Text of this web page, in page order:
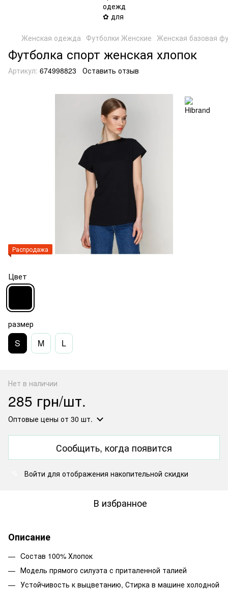
Женская одежда Футболки Женские Женская базовая
Футболка спорт женская хлопок
Артикул: 674998823 Оставить отзыв
Распродажа
Цвет
размер
S M L
Нет в наличии
285 грн/шт.
Оптовые цены от 30 шт.
Сообщить, когда появится
Войти для отображения накопительной скидки
В избранное
Описание
Cостав 100% Хлопок
Модель прямого силуэта с приталенной талией
Устойчивость к выцветанию, Стирка в машине холодной